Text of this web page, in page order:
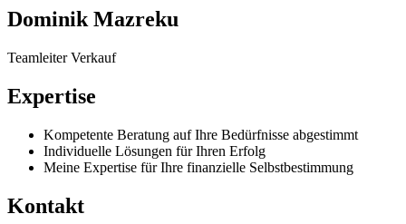
Dominik Mazreku
Teamleiter Verkauf
Expertise
Kompetente Beratung auf Ihre Bedürfnisse abgestimmt
Individuelle Lösungen für Ihren Erfolg
Meine Expertise für Ihre finanzielle Selbstbestimmung
Kontakt